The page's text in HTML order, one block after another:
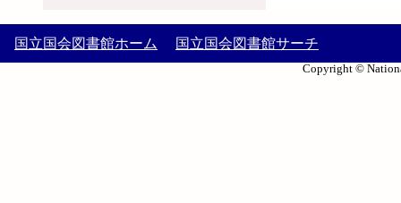
国立国会図書館ホーム 国立国会図書館サーチ
Copyright ©